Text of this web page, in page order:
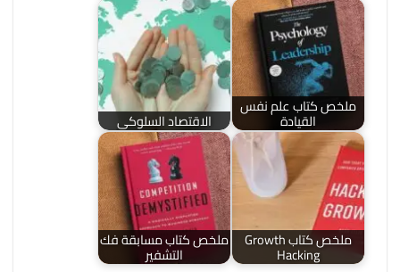
ملخص كتاب علم نفس
القيادة الاقتصاد السلوكي
ملخص كتاب Growth
Hacking
ملخص كتاب مسابقة فك
التشفير